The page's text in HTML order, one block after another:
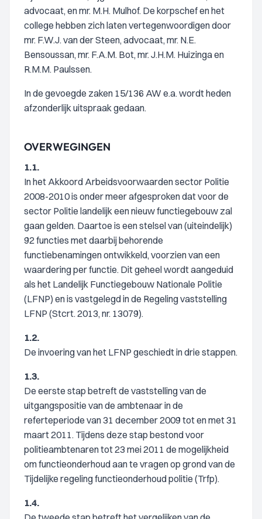
advocaat, en mr. M.H. Mulhof. De korpschef en het
college hebben zich laten vertegenwoordigen door
mr. F.W.J. van der Steen, advocaat, mr. N.E.
Bensoussan, mr. F.A.M. Bot, mr. J.H.M. Huizinga en
R.M.M. Paulssen.
In de gevoegde zaken 15/136 AW e.a. wordt heden
afzonderlijk uitspraak gedaan.
OVERWEGINGEN
1.1.
In het Akkoord Arbeidsvoorwaarden sector Politie
2008-2010 is onder meer afgesproken dat voor de
sector Politie landelijk een nieuw functiegebouw zal
gaan gelden. Daartoe is een stelsel van (uiteindelijk)
92 functies met daarbij behorende
functiebenamingen ontwikkeld, voorzien van een
waardering per functie. Dit geheel wordt aangeduid
als het Landelijk Functiegebouw Nationale Politie
(LFNP) en is vastgelegd in de Regeling vaststelling
LFNP (Stcrt. 2013, nr. 13079).
1.2.
De invoering van het LFNP geschiedt in drie stappen.
1.3.
De eerste stap betreft de vaststelling van de
uitgangspositie van de ambtenaar in de
referteperiode van 31 december 2009 tot en met 31
maart 2011. Tijdens deze stap bestond voor
politieambtenaren tot 23 mei 2011 de mogelijkheid
om functieonderhoud aan te vragen op grond van de
Tijdelijke regeling functieonderhoud politie (Trfp).
1.4.